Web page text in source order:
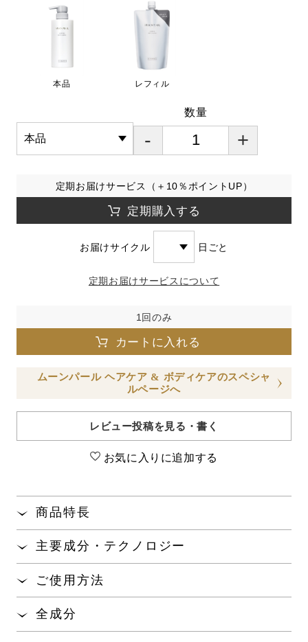
本品 レフィル
数量
- +
定期お届けサービス（＋10％ポイントUP）
定期購入する
お届けサイクル 日ごと
定期お届けサービスについて
1回のみ
カートに入れる
ムーンパール ヘアケア & ボディケアのスペシャ
ルページへ
レビュー投稿を見る・書く
お気に入りに追加する
商品特長
まとまりのある髪に整えるシャンプー。
毛髪補修と頭皮環境に着目し、ハリ、コシのある健
オオバナサルスベリエキスMP
去をサポートします。
主要成分・テクノロジー
ご使用方法
立てて洗い、しっかりすすいでください。
全成分